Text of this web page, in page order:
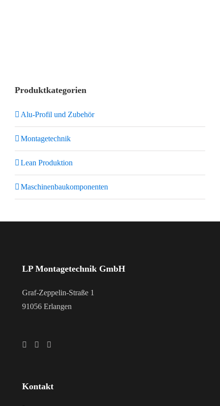
Produktkategorien
Alu-Profil und Zubehör
Montagetechnik
Lean Produktion
Maschinenbaukomponenten
LP Montagetechnik GmbH
Graf-Zeppelin-Straße 1
91056 Erlangen
Kontakt